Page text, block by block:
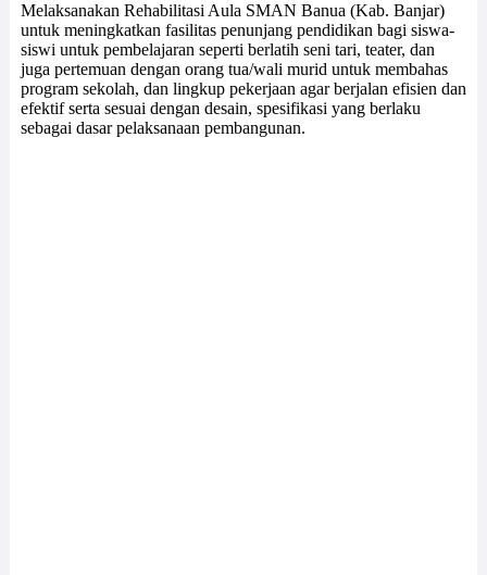
Melaksanakan Rehabilitasi Aula SMAN Banua (Kab. Banjar)
untuk meningkatkan fasilitas penunjang pendidikan bagi siswa-
siswi untuk pembelajaran seperti berlatih seni tari, teater, dan
juga pertemuan dengan orang tua/wali murid untuk membahas
program sekolah, dan lingkup pekerjaan agar berjalan efisien dan
efektif serta sesuai dengan desain, spesifikasi yang berlaku
sebagai dasar pelaksanaan pembangunan.